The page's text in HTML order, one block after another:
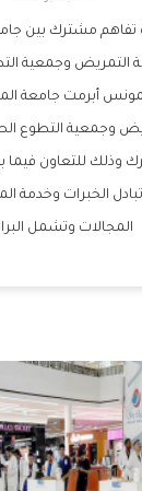
تفاهم مشترك بين
التمريض وجمعية
أبرمت جامعة
وجمعية التطوع
وذلك للتعاون فيما
الخبرات وخدمة
المجالات وتشمل